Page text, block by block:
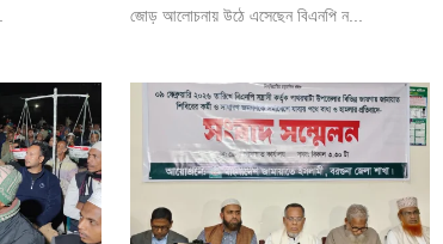
জোড় আলোচনায় উঠে এসেছেন বিএনপি ন...